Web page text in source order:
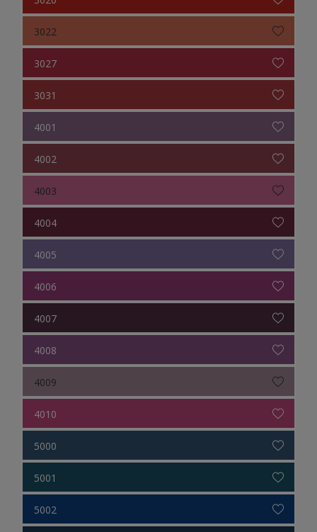
3022
3027
3031
4001
4002
4003
4004
4005
4006
4007
4008
4009
4010
5000
5001
5002